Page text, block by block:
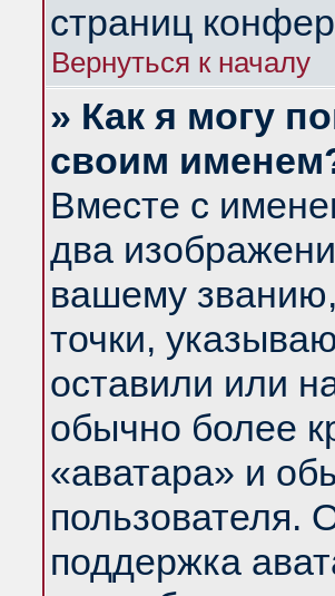
страниц
Вернуться к началу
» Как я могу
своим
Вместе с
два
вашему
точки,
оставили или
обычно более
«аватара» и
пользователя.
поддержка